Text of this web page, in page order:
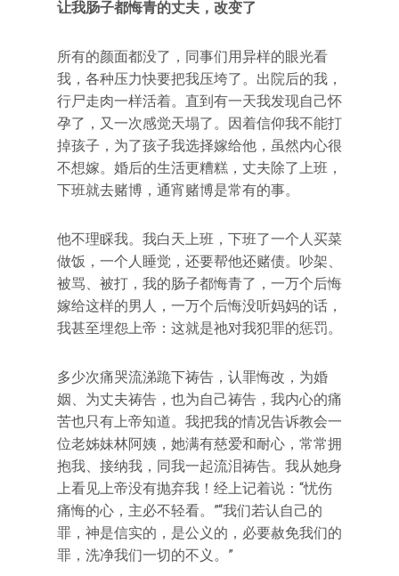
让我肠子都悔青的丈夫，改变了
所有的颜面都没了，同事们用异样的眼光看
我，各种压力快要把我压垮了。出院后的我，
行尸走肉一样活着。直到有一天我发现自己怀
孕了，又一次感觉天塌了。因着信仰我不能打
掉孩子，为了孩子我选择嫁给他，虽然内心很
不想嫁。婚后的生活更糟糕，丈夫除了上班，
下班就去赌博，通宵赌博是常有的事。
他不理睬我。我白天上班，下班了一个人买菜
做饭，一个人睡觉，还要帮他还赌债。吵架、
被骂、被打，我的肠子都悔青了，一万个后悔
嫁给这样的男人，一万个后悔没听妈妈的话，
我甚至埋怨上帝：这就是祂对我犯罪的惩罚。
多少次痛哭流涕跪下祷告，认罪悔改，为婚
姻、为丈夫祷告，也为自己祷告，我内心的痛
苦也只有上帝知道。我把我的情况告诉教会一
位老姊妹林阿姨，她满有慈爱和耐心，常常拥
抱我、接纳我，同我一起流泪祷告。我从她身
上看见上帝没有抛弃我！经上记着说：“忧伤
痛悔的心，主必不轻看。”“我们若认自己的
罪，神是信实的，是公义的，必要赦免我们的
罪，洗净我们一切的不义。”